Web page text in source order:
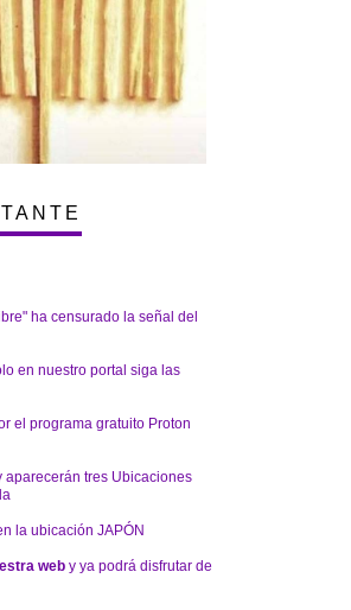
ha censurado la señal del
en nuestro portal siga las
el programa gratuito Proton
aparecerán tres Ubicaciones
la ubicación JAPÓN
web y ya podrá disfrutar de